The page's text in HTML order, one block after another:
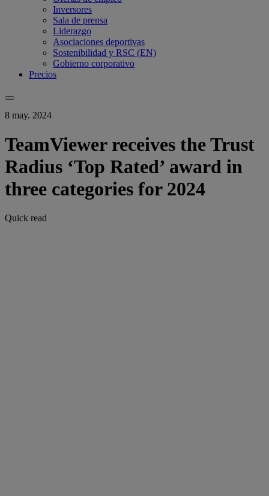
Inversores
Sala de prensa
Liderazgo
Asociaciones deportivas
Sostenibilidad y RSC (EN)
Gobierno corporativo
Precios
8 may. 2024
TeamViewer receives the Trust
Radius ‘Top Rated’ award in
three categories for 2024
Quick read